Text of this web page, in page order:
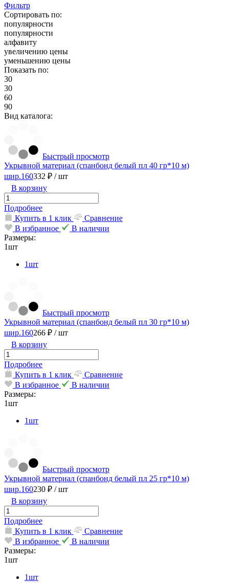
Фильтр
Сортировать по:
популярности
популярности
алфавиту
увеличению цены
уменьшению цены
Показать по:
30
30
60
90
Вид каталога:
Быстрый просмотр
Укрывной материал (спанбонд белый пл 40 гр*10 м)
шир.160332 ₽ / шт
В корзину
Подробнее
Купить в 1 клик
Сравнение
В избранное
В наличии
Размеры:
1шт
1шт
Быстрый просмотр
Укрывной материал (спанбонд белый пл 30 гр*10 м)
шир.160266 ₽ / шт
В корзину
Подробнее
Купить в 1 клик
Сравнение
В избранное
В наличии
Размеры:
1шт
1шт
Быстрый просмотр
Укрывной материал (спанбонд белый пл 25 гр*10 м)
шир.160230 ₽ / шт
В корзину
Подробнее
Купить в 1 клик
Сравнение
В избранное
В наличии
Размеры:
1шт
1шт